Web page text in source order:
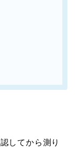
してから測り